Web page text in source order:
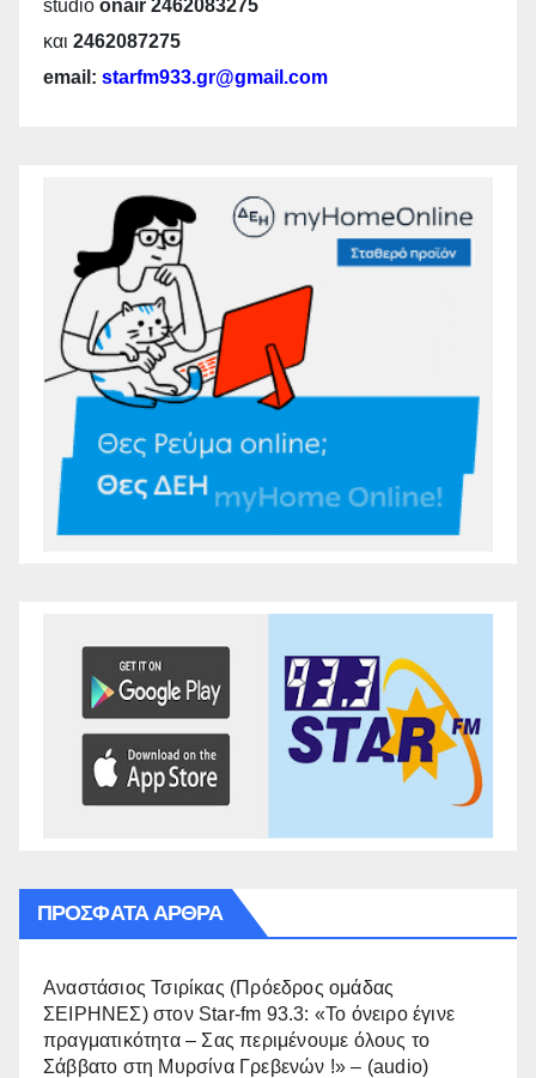
studio onair 2462083275
και 2462087275
email: starfm933.gr@gmail.com
ΠΡΌΣΦΑΤΑ ΆΡΘΡΑ
Αναστάσιος Τσιρίκας (Πρόεδρος ομάδας
ΣΕΙΡΗΝΕΣ) στον Star-fm 93.3: «Το όνειρο έγινε
πραγματικότητα – Σας περιμένουμε όλους το
Σάββατο στη Μυρσίνα Γρεβενών !» – (audio)